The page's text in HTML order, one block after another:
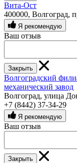
Вита-Ост
400000, Волгоград,
Я рекомендую
Ваш отзыв
Закрыть
Волгоградский
механический завод
Волгоград, улица
+7 (8442) 37-34-29
Я рекомендую
Ваш отзыв
Закрыть